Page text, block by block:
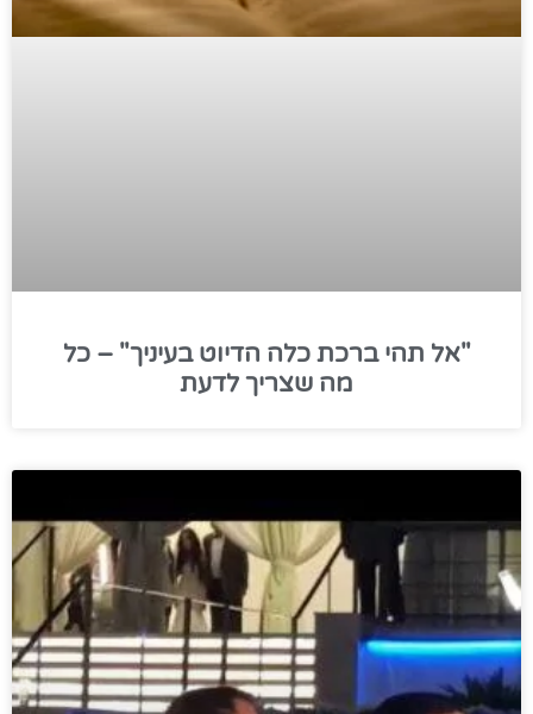
"אל תהי ברכת כלה הדיוט בעיניך" – כל
מה שצריך לדעת